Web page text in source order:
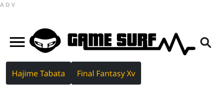
ADV
Hajime Tabata Final Fantasy Xv